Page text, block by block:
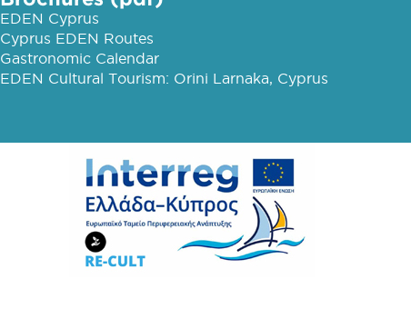
EDEN Cyprus
Cyprus EDEN Routes
Gastronomic Calendar
EDEN Cultural Tourism: Orini Larnaka, Cyprus